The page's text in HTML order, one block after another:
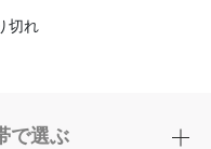
切れ
で選ぶ